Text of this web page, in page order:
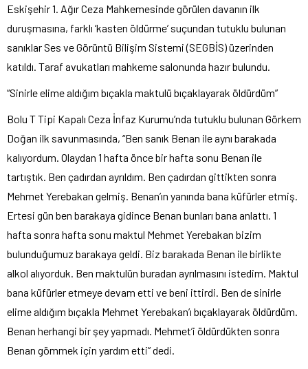
Eskişehir 1. Ağır Ceza Mahkemesinde görülen davanın ilk
duruşmasına, farklı ‘kasten öldürme’ suçundan tutuklu bulunan
sanıklar Ses ve Görüntü Bilişim Sistemi (SEGBİS) üzerinden
katıldı. Taraf avukatları mahkeme salonunda hazır bulundu.
“Sinirle elime aldığım bıçakla maktulü bıçaklayarak öldürdüm”
Bolu T Tipi Kapalı Ceza İnfaz Kurumu’nda tutuklu bulunan Görkem
Doğan ilk savunmasında, “Ben sanık Benan ile aynı barakada
kalıyordum. Olaydan 1 hafta önce bir hafta sonu Benan ile
tartıştık. Ben çadırdan ayrıldım. Ben çadırdan gittikten sonra
Mehmet Yerebakan gelmiş. Benan’ın yanında bana küfürler etmiş.
Ertesi gün ben barakaya gidince Benan bunları bana anlattı. 1
hafta sonra hafta sonu maktul Mehmet Yerebakan bizim
bulunduğumuz barakaya geldi. Biz barakada Benan ile birlikte
alkol alıyorduk. Ben maktulün buradan ayrılmasını istedim. Maktul
bana küfürler etmeye devam etti ve beni ittirdi. Ben de sinirle
elime aldığım bıçakla Mehmet Yerebakan’ı bıçaklayarak öldürdüm.
Benan herhangi bir şey yapmadı. Mehmet’i öldürdükten sonra
Benan gömmek için yardım etti” dedi.